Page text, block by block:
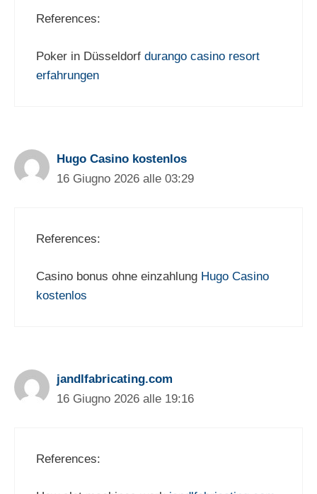
References:
Poker in Düsseldorf durango casino resort
erfahrungen
Hugo Casino kostenlos
16 Giugno 2026 alle 03:29
References:
Casino bonus ohne einzahlung Hugo Casino
kostenlos
jandlfabricating.com
16 Giugno 2026 alle 19:16
References: